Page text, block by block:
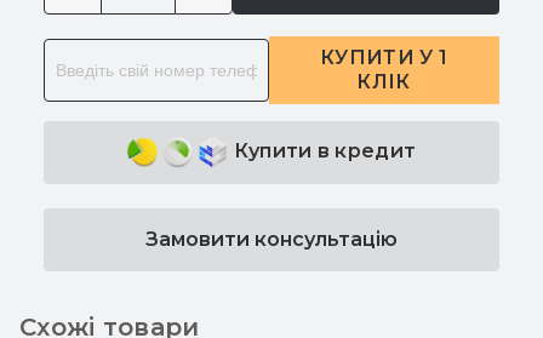
КУПИТИ У 1
КЛІК
Купити в кредит
Замовити консультацію
Схожі товари